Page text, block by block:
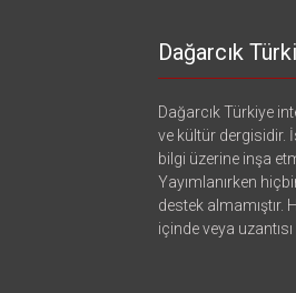
Dağarcık
Dağarcık Türkiye
ve kültür dergisidir.
bilgi üzerine inşa
Yayımlanırken
destek almamıştır.
içinde veya